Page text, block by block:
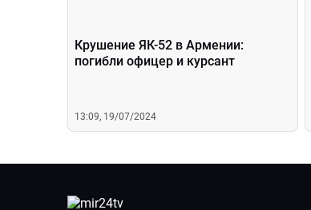
Крушение ЯК-52 в Армении:
погибли офицер и курсант
13:09, 19/07/2024